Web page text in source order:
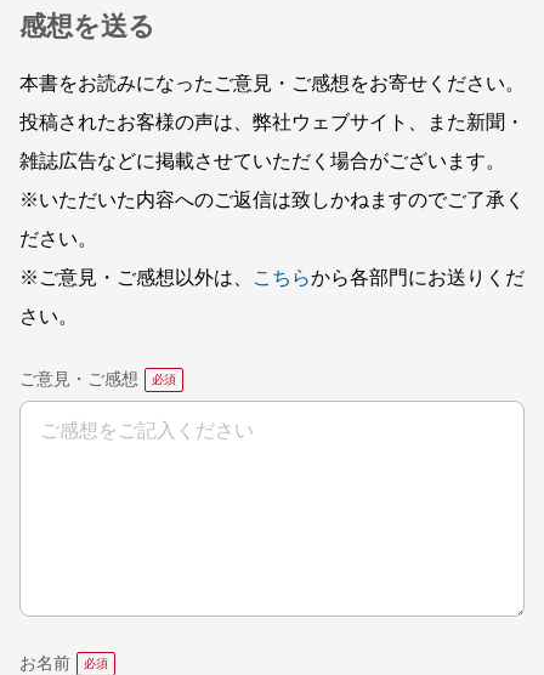
感想を送る
本書をお読みになったご意見・ご感想をお寄せください。
投稿されたお客様の声は、弊社ウェブサイト、また新聞・
雑誌広告などに掲載させていただく場合がございます。
※いただいた内容へのご返信は致しかねますのでご了承く
ださい。
※ご意見・ご感想以外は、
こちらから各部門にお送りくだ
さい。
ご意見・ご感想
お名前